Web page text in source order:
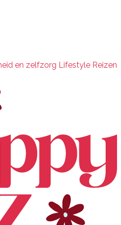
en zelfzorg Lifestyle Reizen